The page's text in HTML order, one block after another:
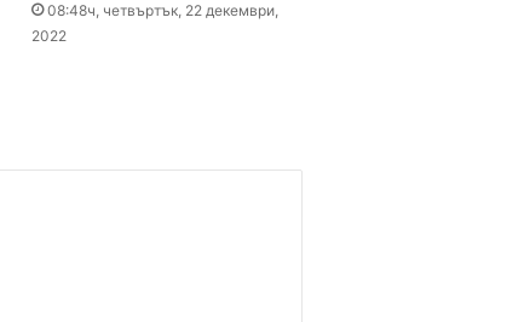
08:48ч, четвъртък, 22 декември,
2022